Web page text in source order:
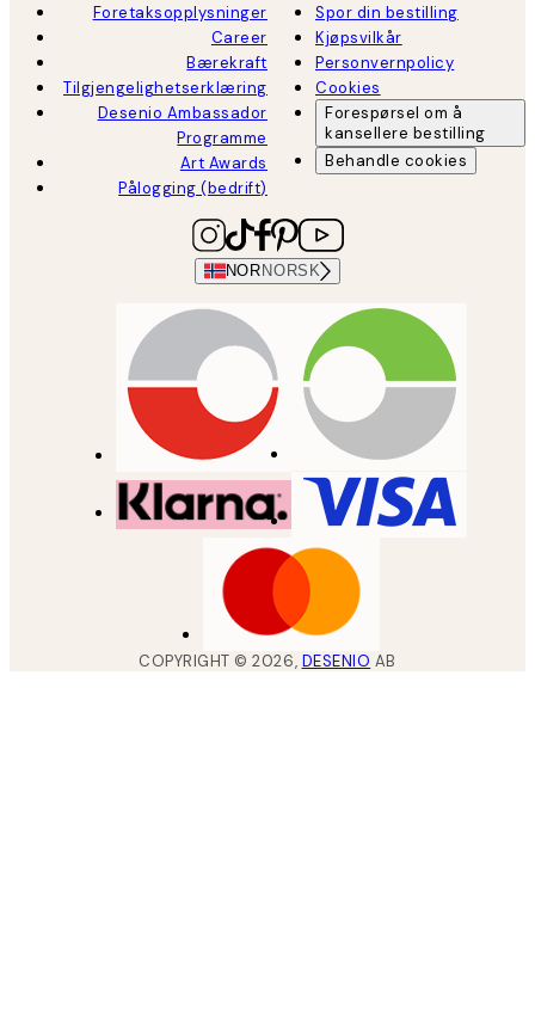
Foretaksopplysninger
Career
Bærekraft
Tilgjengelighetserklæring
Desenio Ambassador
Programme
Art Awards
Pålogging (bedrift)
Spor din bestilling
Kjøpsvilkår
Personvernpolicy
Cookies
Forespørsel om å
kansellere bestilling
Behandle cookies
NOR NORSK
COPYRIGHT ©2026, DESENIO AB